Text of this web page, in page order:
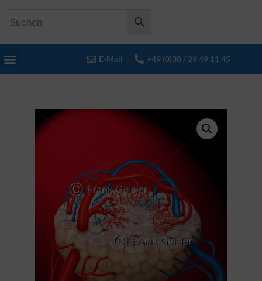
E-Mail +49 (0)30 / 29 49 11 45